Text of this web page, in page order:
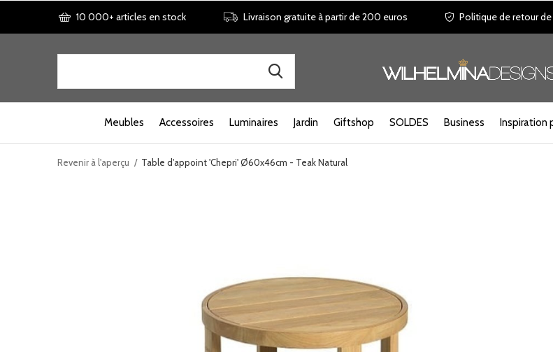
Meubles Accessoires Luminaires Jardin Giftshop SOLDES Business Inspiration
10 000+ articles en stock Livraison gratuite à partir de 200 euros Politique de retour
Revenir à l'aperçu Table d'appoint 'Chepri' Ø60x46cm - Teak Natural